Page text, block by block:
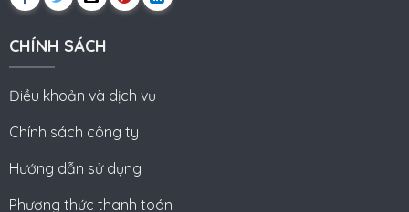
CHÍNH SÁCH
Điều khoản và dịch vụ
Chính sách công ty
Hướng dẫn sử dụng
Phương thức thanh toán